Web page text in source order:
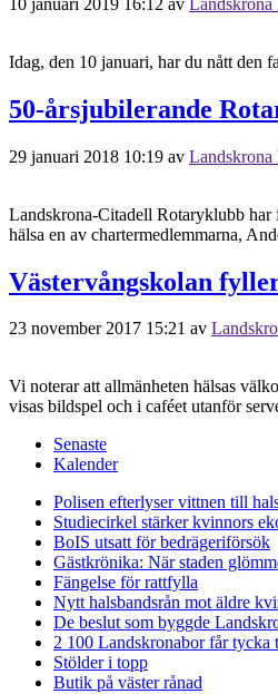
Idag, den 10 januari, har du nått den
50-årsjubilerande
29 januari 2018 10:19 av
Landskrona-Citadell Rotaryklubb har
hälsa en av chartermedlemmarna,
Västervångskolan
23 november 2017 15:21 av
Vi noterar att allmänheten hälsas
visas bildspel och i caféet utanför
Senaste
Kalender
Polisen efterlyser vittnen till
Studiecirkel stärker kvinnors
BoIS utsatt för bedrägeriförsök
Gästkrönika: När staden
Fängelse för rattfylla
Nytt halsbandsrån mot äldre
De beslut som byggde
2 100 Landskronabor får tycka
Stölder i topp
Butik på väster rånad